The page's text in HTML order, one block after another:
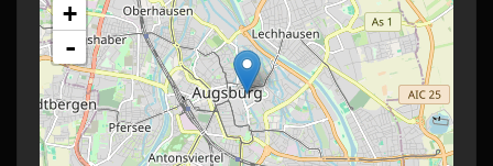
+
-